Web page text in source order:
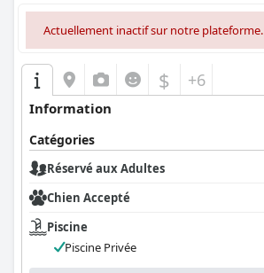
Actuellement inactif sur notre plateforme.
$ +6
Information
Catégories
Réservé aux Adultes
Chien Accepté
Piscine
Piscine Privée